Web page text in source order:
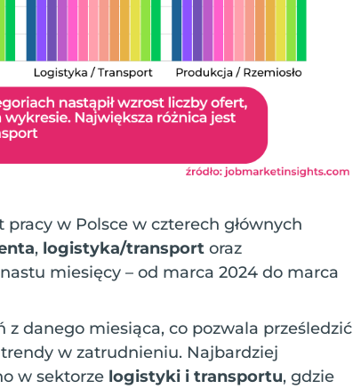
w Polsce w czterech głównych
, logistyka/transport oraz
miesięcy – od marca 2024 do marca
z danego miesiąca, co pozwala prześledzić
w zatrudnieniu. Najbardziej
w sektorze logistyki i transportu, gdzie